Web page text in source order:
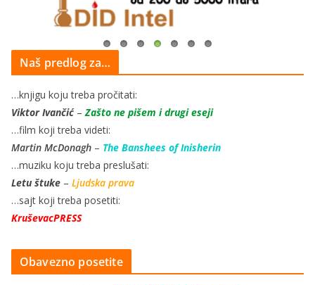
Naš predlog za…
…knjigu koju treba pročitati:
Viktor Ivančić–Zašto ne pišem i drugi eseji
…film koji treba videti:
Martin McDonagh – The Banshees of Inisherin
…muziku koju treba preslušati:
Letu štuke – Ljudska prava
…sajt koji treba posetiti:
KruševacPRESS
Obavezno posetite